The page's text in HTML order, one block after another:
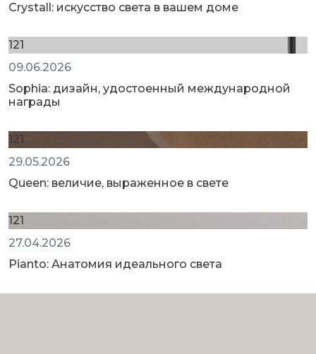
Crystall: искусство света в вашем доме
121
09.06.2026
Sophia: дизайн, удостоенный международной
награды
121
29.05.2026
Queen: величие, выраженное в свете
121
27.04.2026
Pianto: Анатомия идеального света